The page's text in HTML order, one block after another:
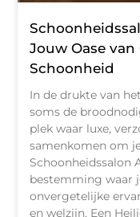
Jouw Oase
Schoonheid
In de drukte van
soms de
plek waar luxe,
samenkomen om
Schoonheidssalon
bestemming waar
onvergetelijke
en welzijn. Een